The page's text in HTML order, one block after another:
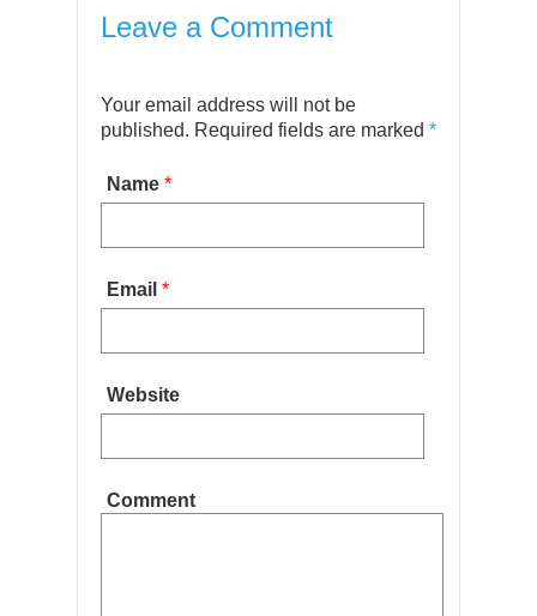
Leave a Comment
Your email address will not be
published. Required fields are marked *
Name *
Email *
Website
Comment